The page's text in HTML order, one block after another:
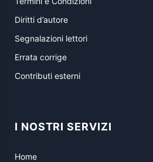
Diritti d’autore
Segnalazioni lettori
Errata corrige
Contributi esterni
I NOSTRI SERVIZI
Home